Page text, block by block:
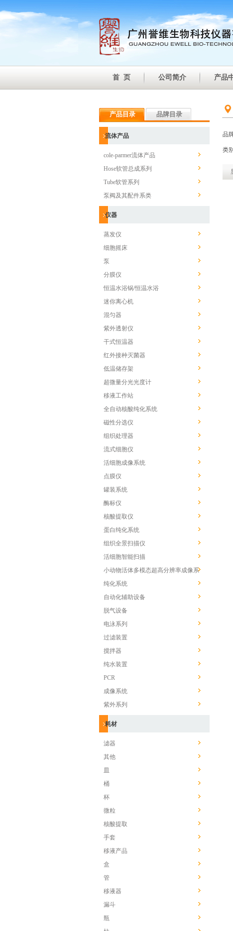
首 页 公司简介 产品
产品目录 品牌目录
流体产品
cole-parmer流体产品
Hose软管总成系列
Tube软管系列
泵阀及其配件系类
仪器
蒸发仪
细胞摇床
泵
分膜仪
恒温水浴锅/恒温水浴
迷你离心机
混匀器
紫外透射仪
干式恒温器
红外接种灭菌器
低温储存架
超微量分光光度计
移液工作站
全自动核酸纯化系统
磁性分选仪
组织处理器
流式细胞仪
活细胞成像系统
点膜仪
罐装系统
酶标仪
核酸提取仪
蛋白纯化系统
组织全景扫描仪
活细胞智能扫描
小动物活体多模态超高分辨率成像系
统
纯化系统
自动化辅助设备
脱气设备
电泳系列
过滤装置
搅拌器
纯水装置
PCR
成像系统
紫外系列
耗材
滤器
其他
皿
桶
杯
微粒
核酸提取
手套
移液产品
盒
管
移液器
漏斗
瓶
品
类